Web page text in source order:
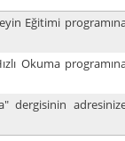
Eğitimi
Okuma
dergisinin